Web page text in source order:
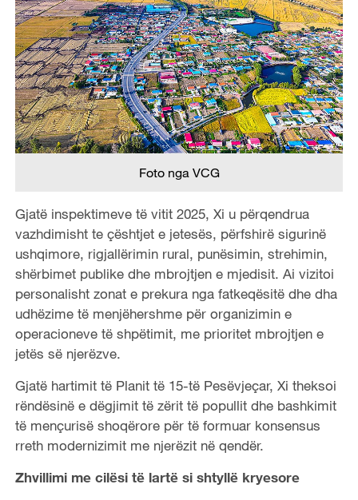
Foto nga VCG
Gjatë inspektimeve të vitit 2025, Xi u përqendrua
vazhdimisht te çështjet e jetesës, përfshirë sigurinë
ushqimore, rigjallërimin rural, punësimin, strehimin,
shërbimet publike dhe mbrojtjen e mjedisit. Ai vizitoi
personalisht zonat e prekura nga fatkeqësitë dhe dha
udhëzime të menjëhershme për organizimin e
operacioneve të shpëtimit, me prioritet mbrojtjen e
jetës së njerëzve.
Gjatë hartimit të Planit të 15-të Pesëvjeçar, Xi theksoi
rëndësinë e dëgjimit të zërit të popullit dhe bashkimit
të mençurisë shoqërore për të formuar konsensus
rreth modernizimit me njerëzit në qendër.
Zhvillimi me cilësi të lartë si shtyllë kryesore